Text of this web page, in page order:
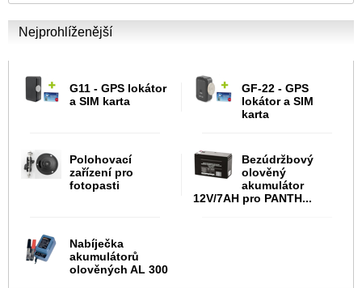
Nejprohlíženější
G11 - GPS lokátor
a SIM karta
GF-22 - GPS
lokátor a SIM
karta
Polohovací
zařízení pro
fotopasti
Bezúdržbový
olověný
akumulátor
12V/7AH pro PANTH...
Nabíječka
akumulátorů
olověných AL 300